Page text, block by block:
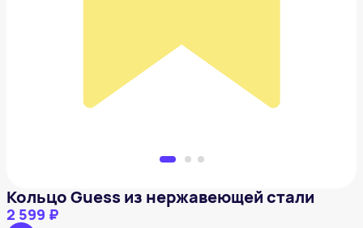
Добавить в вишлист
Кольцо Guess из нержавеющей стали
2 599 ₽